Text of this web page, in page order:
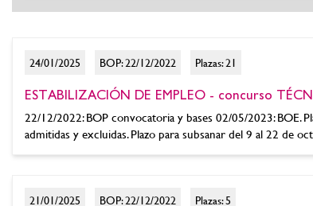
24/01/2025 BOP: 22/12/2022 Plazas: 21
ESTABILIZACIÓN DE EMPLEO - concurso
22/12/2022: BOP convocatoria y bases 02/05/2023: BOE.
admitidas y excluidas. Plazo para subsanar del 9 al 22 de
21/01/2025 BOP: 22/12/2022 Plazas: 5